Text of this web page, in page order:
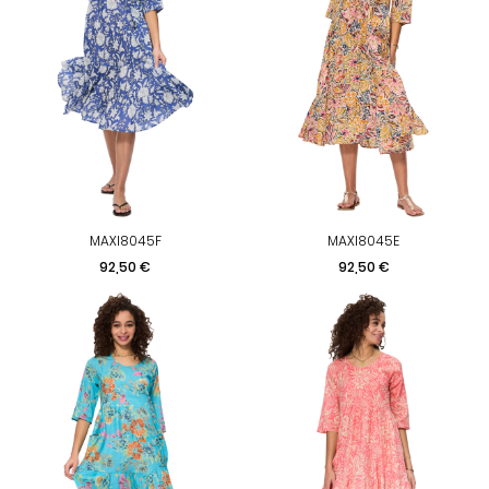
MAXI8045F
Prix
92,50 €
MAXI8045E
Prix
92,50 €